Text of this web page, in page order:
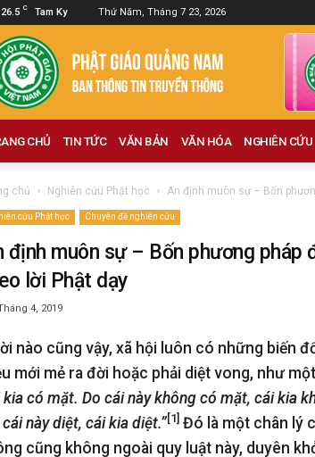
26.5 C Tam Ky Thứ Năm, Tháng 7 23, 2026
Phật
giáo
Quảng
Nam
CHỦ TIN TỨC VĂN BẢN VĂN HÓA NGHIÊN CỨU
chủ Nghiên cứu Phật học An định muôn sự – Bốn
cứu Phật học Chuyên đề nghiên cứu
định muôn sự – Bốn phương pháp
lời Phật dạy
4, 2019
nào cũng vậy, xã hội luôn có những biến
mới mẻ ra đời hoặc phải diệt vong, như
kia có mặt. Do cái này không có mặt, cái kia
cái này diệt, cái kia diệt.” [1] Đó là một chân lý
cũng không ngoài quy luật này, duyên